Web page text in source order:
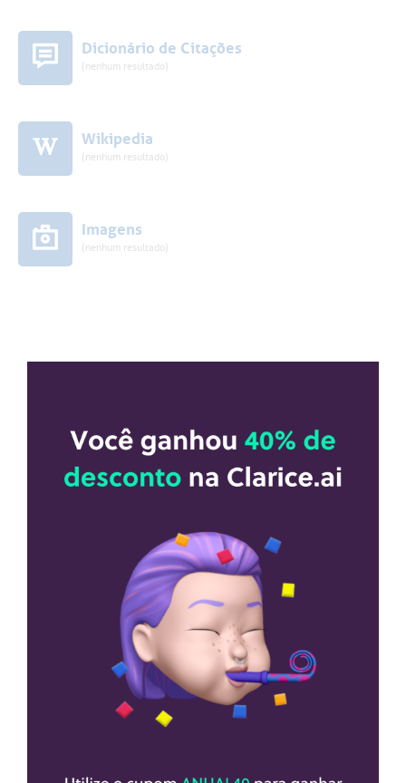
Dicionário de Citações
(nenhum resultado)
Wikipedia
(nenhum resultado)
Imagens
(nenhum resultado)